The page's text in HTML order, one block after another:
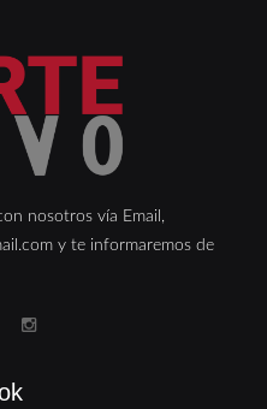
nosotros vía Email,
y te informaremos de